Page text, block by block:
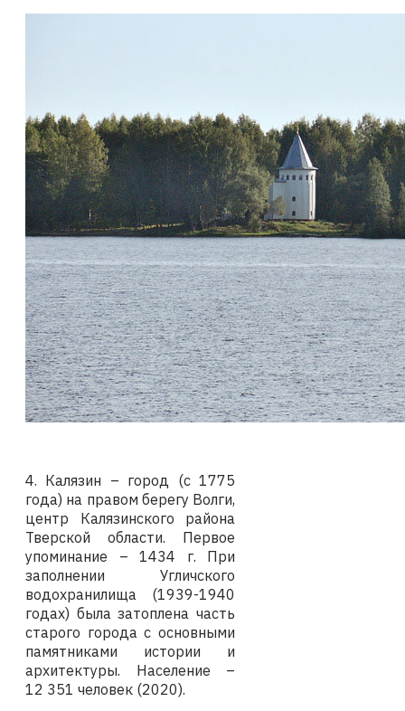
4. Калязин – город (с 1775
года) на правом берегу Волги,
центр Калязинского района
Тверской области. Первое
упоминание – 1434 г. При
заполнении Угличского
водохранилища (1939-1940
годах) была затоплена часть
старого города с основными
памятниками истории и
архитектуры. Население –
12 351 человек (2020).